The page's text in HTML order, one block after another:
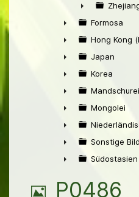
►
►
►
Formosa
►
Hong Kong
►
Japan
►
Korea
►
►
Mongolei
►
►
Sonstige
Südostasien
B
P0486